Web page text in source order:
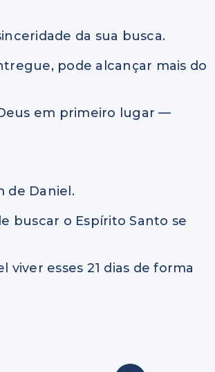
da sua busca.
pode alcançar mais do
em primeiro lugar —
de Daniel.
buscar o Espírito Santo se
viver esses 21 dias de forma